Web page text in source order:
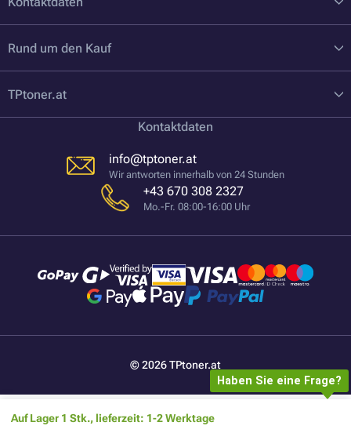
Auf Lager 1 Stk., lieferzeit: 1-2 Werktage
Rund um den Kauf
TPtoner.at
Kontaktdaten
info@tptoner.at
Wir antworten innerhalb von 24 Stunden
+43 670 308 2327
Mo.-Fr. 08:00-16:00 Uhr
© 2026 TPtoner.at
Haben Sie eine Frage?